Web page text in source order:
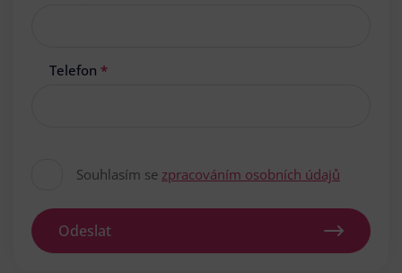
Telefon *
Souhlasím se zpracováním osobních údajů
Odeslat